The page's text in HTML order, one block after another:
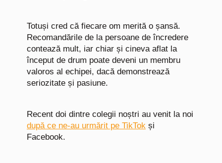
Totuși cred că fiecare om merită o șansă.
Recomandările de la persoane de încredere
contează mult, iar chiar și cineva aflat la
început de drum poate deveni un membru
valoros al echipei, dacă demonstrează
seriozitate și pasiune.
Recent doi dintre colegii noștri au venit la noi
după ce ne-au urmărit pe TikTok și
Facebook.